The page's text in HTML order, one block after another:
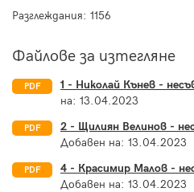
Разглеждания: 1156
Файлове за изтегляне
PDF 1 - Николай Кънев -
на: 13.04.2023
PDF 2 - Щилиян Велинов -
Добавен на: 13.04.2023
PDF 4 - Красимир Малов -
Добавен на: 13.04.2023